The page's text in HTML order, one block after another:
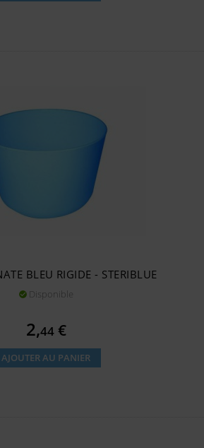
BLEU RIGIDE - STERIBLUE
 Disponible
Prix
2,44 €
AJOUTER AU PANIER